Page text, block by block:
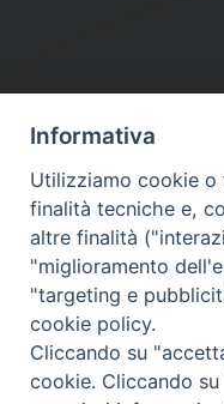
DIOCESI
Contatti:Tel.:
E-mail:
Orari: dal
Lunedì,
Informativa
Utilizziamo cookie
finalità tecniche e,
altre finalità
"miglioramento
"targeting e
cookie policy.
Cliccando su
cookie. Cliccando